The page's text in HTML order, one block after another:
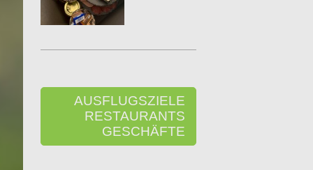
AUSFLUGSZIELE
RESTAURANTS
GESCHÄFTE